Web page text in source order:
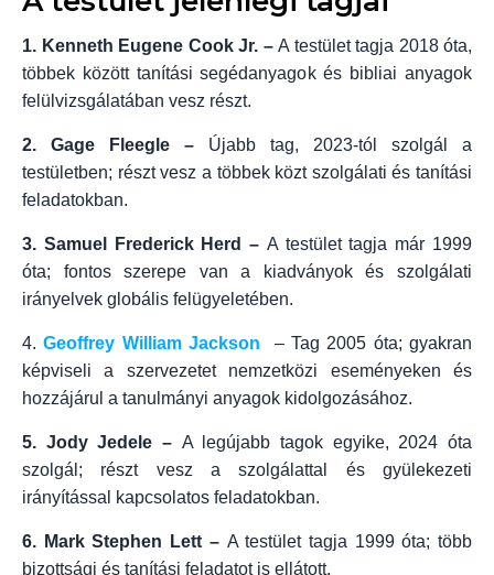
1. Kenneth Eugene Cook Jr. – A testület tagja 2018 óta,
többek között tanítási segédanyagok és bibliai anyagok
felülvizsgálatában vesz részt.
2. Gage Fleegle – Újabb tag, 2023‑tól szolgál a
testületben; részt vesz a többek közt szolgálati és tanítási
feladatokban.
3. Samuel Frederick Herd – A testület tagja már 1999
óta; fontos szerepe van a kiadványok és szolgálati
irányelvek globális felügyeletében.
4.Geoffrey William Jackson
– Tag 2005 óta; gyakran
képviseli a szervezetet nemzetközi eseményeken és
hozzájárul a tanulmányi anyagok kidolgozásához.
5. Jody Jedele – A legújabb tagok egyike, 2024 óta
szolgál; részt vesz a szolgálattal és gyülekezeti
irányítással kapcsolatos feladatokban.
6. Mark Stephen Lett – A testület tagja 1999 óta; több
bizottsági és tanítási feladatot is ellátott.